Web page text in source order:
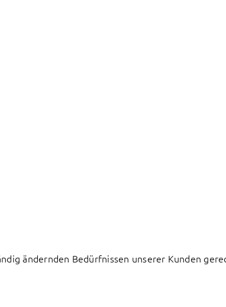
ändernden Bedürfnissen unserer Kunden